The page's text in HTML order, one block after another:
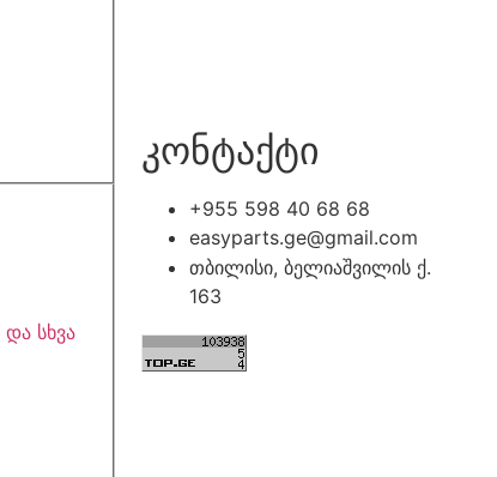
სხვა
კონტაქტი
+955 598 40 68 68
easyparts.ge@gmail.com
თბილისი, ბელიაშვილის ქ.
163